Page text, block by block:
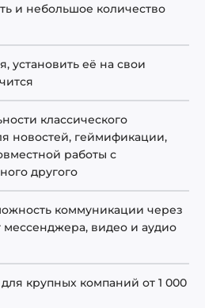
и небольшое количество
установить её на свои
классического
новостей, геймификации,
работы с
другого
коммуникации через
видео и аудио
крупных компаний от 1 000